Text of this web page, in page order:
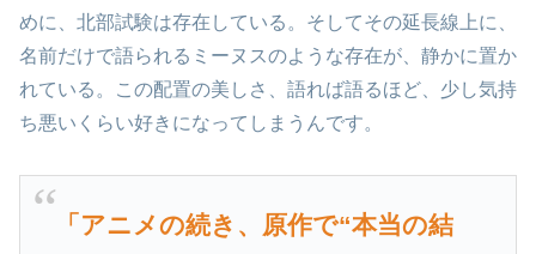
めに、北部試験は存在している。そしてその延長線上に、
名前だけで語られるミーヌスのような存在が、静かに置か
れている。この配置の美しさ、語れば語るほど、少し気持
ち悪いくらい好きになってしまうんです。
「アニメの続き、原作で“本当の結